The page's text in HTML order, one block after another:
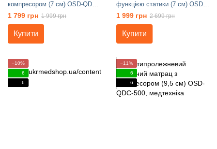
компресором (7 см) OSD-QDC-
303
1 799 грн 1 999 грн
Купити
функцією статики (7 см) OSD-
F-300
1 999 грн 2 699 грн
Купити
−10%
6
6
−11%
6
6